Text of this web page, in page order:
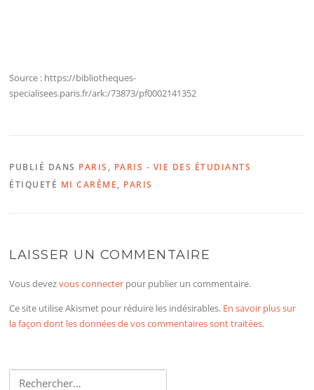
Source : https://bibliotheques-
specialisees.paris.fr/ark:/73873/pf0002141352
PUBLIÉ DANS PARIS , PARIS - VIE DES ÉTUDIANTS
ÉTIQUETÉ MI CARÊME, PARIS
LAISSER UN COMMENTAIRE
Vous devezvous connecter pour publier un commentaire.
Ce site utilise Akismet pour réduire les indésirables. En savoir plus sur
la façon dont les données de vos commentaires sont traitées.